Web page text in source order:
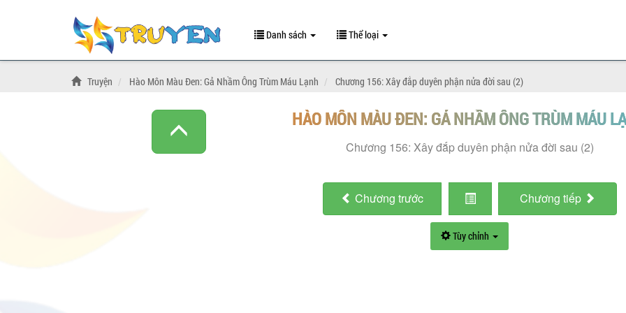
Danh sách Thể loại
Truyện Hào Môn Màu Đen: Gả Nhầm Ông Trùm Máu Lạnh Chương 156: Xây đắp duyên phận nửa đời sau (2)
HÀO MÔN MÀU ĐEN: GẢ NHẦM ÔNG TRÙM MÁU
Chương 156: Xây đắp duyên phận nửa đời sau (2)
Chương trước Chương tiếp
Tùy chỉnh